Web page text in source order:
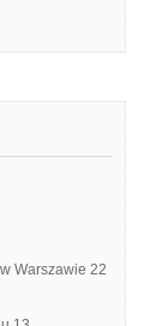
Warszawie 22